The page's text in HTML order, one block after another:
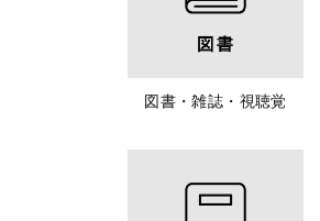
図書・雑誌・視聴覚